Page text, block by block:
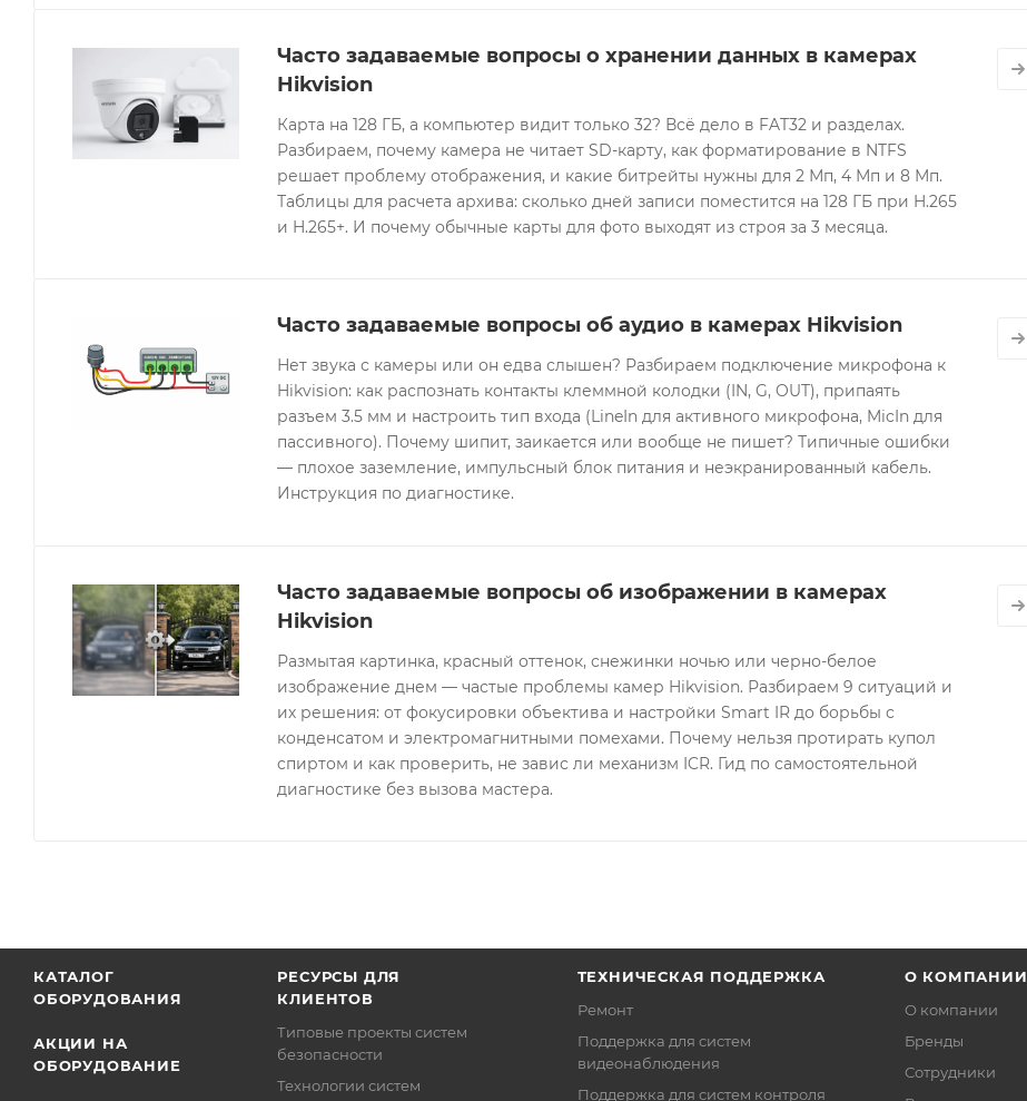
Часто задаваемые вопросы о хранении данных в камерах
Hikvision
Карта на 128 ГБ, а компьютер видит только 32? Всё дело в FAT32 и разделах.
Разбираем, почему камера не читает SD-карту, как форматирование в NTFS
решает проблему отображения, и какие битрейты нужны для 2 Мп, 4 Мп и 8 Мп.
Таблицы для расчета архива: сколько дней записи поместится на 128 ГБ при H.265
и H.265+. И почему обычные карты для фото выходят из строя за 3 месяца.
Часто задаваемые вопросы об аудио в камерах Hikvision
Нет звука с камеры или он едва слышен? Разбираем подключение микрофона к
Hikvision: как распознать контакты клеммной колодки (IN, G, OUT), припаять
разъем 3.5 мм и настроить тип входа (LineIn для активного микрофона, MicIn для
пассивного). Почему шипит, заикается или вообще не пишет? Типичные ошибки
— плохое заземление, импульсный блок питания и неэкранированный кабель.
Инструкция по диагностике.
Часто задаваемые вопросы об изображении в камерах
Hikvision
Размытая картинка, красный оттенок, снежинки ночью или черно-белое
изображение днем — частые проблемы камер Hikvision. Разбираем 9 ситуаций и
их решения: от фокусировки объектива и настройки Smart IR до борьбы с
конденсатом и электромагнитными помехами. Почему нельзя протирать купол
спиртом и как проверить, не завис ли механизм ICR. Гид по самостоятельной
диагностике без вызова мастера.
КАТАЛОГ
ОБОРУДОВАНИЯ
АКЦИИ НА
ОБОРУДОВАНИЕ
РЕСУРСЫ ДЛЯ
КЛИЕНТОВ
Типовые проекты систем
безопасности
Технологии систем
ТЕХНИЧЕСКАЯ ПОДДЕРЖКА
Ремонт
Поддержка для систем
видеонаблюдения
Поддержка для систем контроля
О КОМПАНИИ
О компании
Бренды
Сотрудники